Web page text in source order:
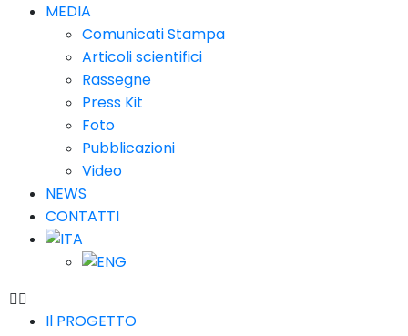
MEDIA
Comunicati Stampa
Articoli scientifici
Rassegne
Press Kit
Foto
Pubblicazioni
Video
NEWS
CONTATTI
Il PROGETTO